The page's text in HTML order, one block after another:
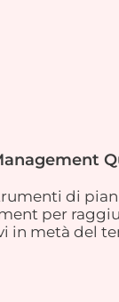
di
per
in metà del